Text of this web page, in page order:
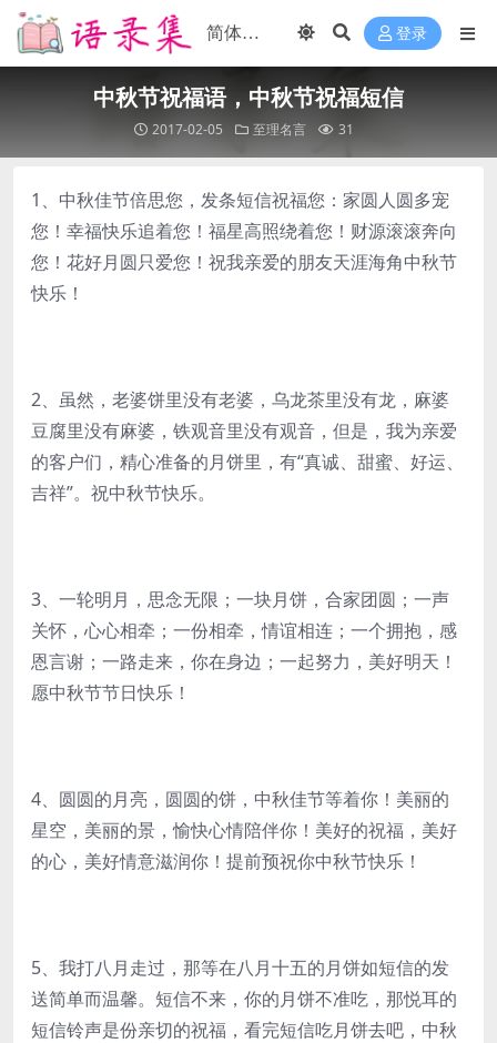
登录
中秋节祝福语，中秋节祝福短信
2017-02-05 至理名言 31
1、中秋佳节倍思您，发条短信祝福您：家圆人圆多宠
您！幸福快乐追着您！福星高照绕着您！财源滚滚奔向
您！花好月圆只爱您！祝我亲爱的朋友天涯海角中秋节
快乐！
2、虽然，老婆饼里没有老婆，乌龙茶里没有龙，麻婆
豆腐里没有麻婆，铁观音里没有观音，但是，我为亲爱
的客户们，精心准备的月饼里，有“真诚、甜蜜、好运、
吉祥”。祝中秋节快乐。
3、一轮明月，思念无限；一块月饼，合家团圆；一声
关怀，心心相牵；一份相牵，情谊相连；一个拥抱，感
恩言谢；一路走来，你在身边；一起努力，美好明天！
愿中秋节节日快乐！
4、圆圆的月亮，圆圆的饼，中秋佳节等着你！美丽的
星空，美丽的景，愉快心情陪伴你！美好的祝福，美好
的心，美好情意滋润你！提前预祝你中秋节快乐！
5、我打八月走过，那等在八月十五的月饼如短信的发
送简单而温馨。短信不来，你的月饼不准吃，那悦耳的
短信铃声是份亲切的祝福，看完短信吃月饼去吧，中秋